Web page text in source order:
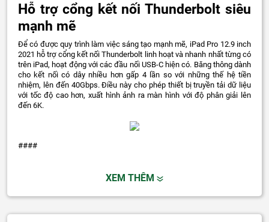
Hỗ trợ cổng kết nối Thunderbolt siêu
mạnh mẽ
Để có được quy trình làm việc sáng tạo mạnh mẽ, iPad Pro 12.9 inch
2021 hỗ trợ cổng kết nối Thunderbolt linh hoạt và nhanh nhất từng có
trên iPad, hoạt động với các đầu nối USB-C hiện có. Băng thông dành
cho kết nối có dây nhiều hơn gấp 4 lần so với những thế hệ tiền
nhiệm, lên đến 40Gbps. Điều này cho phép thiết bị truyền tải dữ liệu
với tốc độ cao hơn, xuất hình ảnh ra màn hình với độ phân giải lên
đến 6K.
####
XEM THÊM